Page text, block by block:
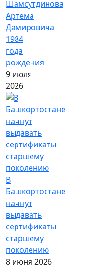
Шамсутдинова
Артёма
Дамировича
1984
года
рождения
9 июля
2026
В
Башкортостане
начнут
выдавать
сертификаты
старшему
поколению
8 июня 2026